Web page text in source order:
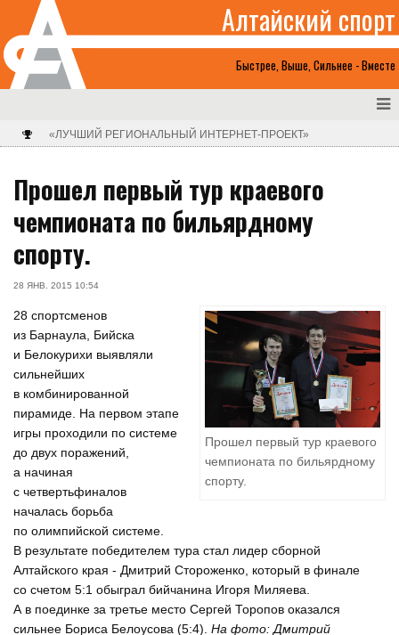
Быстрее, Выше, Сильнее - Вместе
Алтайский спорт
«ЛУЧШИЙ РЕГИОНАЛЬНЫЙ ИНТЕРНЕТ-ПРОЕКТ»
Прошел первый тур краевого
чемпионата по бильярдному
спорту.
28 ЯНВ. 2015 10:54
Прошел первый тур краевого
чемпионата по бильярдному
спорту.
28 спортсменов
из Барнаула, Бийска
и Белокурихи выявляли
сильнейших
в комбинированной
пирамиде. На первом этапе
игры проходили по системе
до двух поражений,
а начиная
с четвертьфиналов
началась борьба
по олимпийской системе.
В результате победителем тура стал лидер сборной
Алтайского края - Дмитрий Стороженко, который в финале
со счетом 5:1 обыграл бийчанина Игоря Миляева.
А в поединке за третье место Сергей Торопов оказался
сильнее Бориса Белоусова (5:4). На фото: Дмитрий